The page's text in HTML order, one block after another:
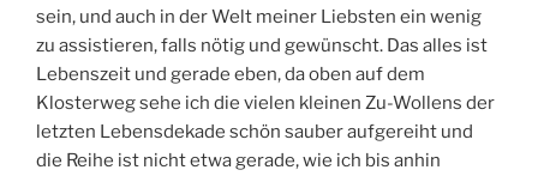
sein, und auch in der Welt meiner Liebsten ein wenig
zu assistieren, falls nötig und gewünscht. Das alles ist
Lebenszeit und gerade eben, da oben auf dem
Klosterweg sehe ich die vielen kleinen Zu-Wollens der
letzten Lebensdekade schön sauber aufgereiht und
die Reihe ist nicht etwa gerade, wie ich bis anhin